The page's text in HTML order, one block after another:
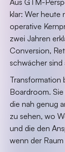
Aus GTM-
klar: Wer heute
operative
zwei Jahren
Conversion,
schwächer sind
Transformation
Boardroom.
die nah genug
zu sehen, wo
und die den
wenn der